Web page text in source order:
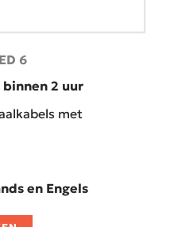
6
binnen 2 uur
met
en Engels